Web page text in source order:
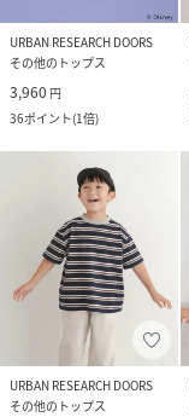
URBAN RESEARCH DOORS
その他のトップス
3,960 円
36ポイント(1倍)
URBAN RESEARCH DOORS
その他のトップス